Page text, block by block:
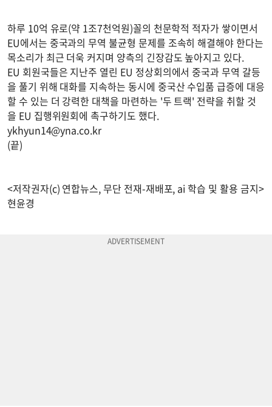
하루 10억 유로(약 1조7천억원)꼴의 천문학적 적자가 쌓이면서
EU에서는 중국과의 무역 불균형 문제를 조속히 해결해야 한다는
목소리가 최근 더욱 커지며 양측의 긴장감도 높아지고 있다.
EU 회원국들은 지난주 열린 EU 정상회의에서 중국과 무역 갈등
을 풀기 위해 대화를 지속하는 동시에 중국산 수입품 급증에 대응
할 수 있는 더 강력한 대책을 마련하는 '두 트랙' 전략을 취할 것
을 EU 집행위원회에 촉구하기도 했다.
ykhyun14@yna.co.kr
(끝)
<저작권자(c) 연합뉴스, 무단 전재-재배포, ai 학습 및 활용 금지>
현윤경